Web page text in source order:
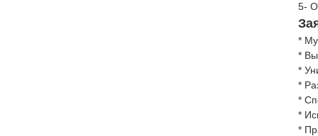
5-
*
*
*
*
*
*
*